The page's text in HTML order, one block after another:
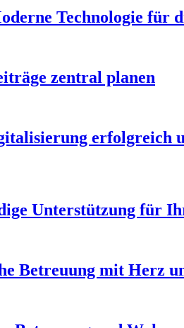
Technologie für
zentral planen
erfolgreich
Unterstützung für
Betreuung mit Herz